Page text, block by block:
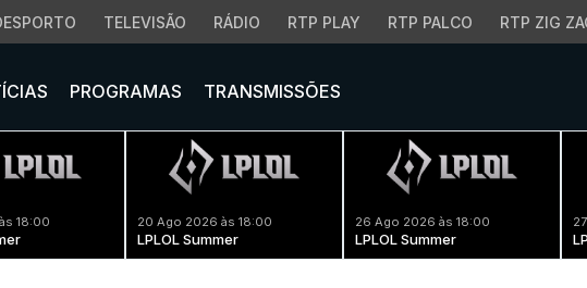
TELEVISÃO RÁDIO RTP PLAY RTP PALCO RTP ZIG
PROGRAMAS TRANSMISSÕES
18:00 20 Ago 2026 às 18:00
LPLOL Summer
26 Ago 2026 às 18:00
LPLOL Summer